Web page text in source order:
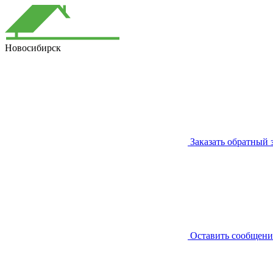
Новосибирск
Заказать обратный
Оставить